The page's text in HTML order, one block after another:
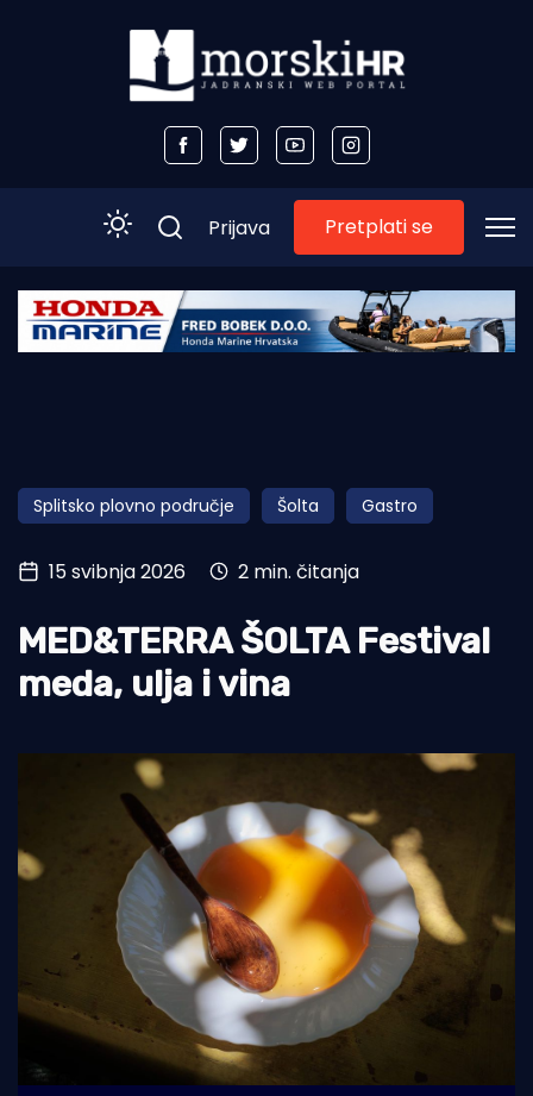
Početna
Obala
Otoci
Turizam i nautika
Pomorstvo
Ribolov
Tradicija i kultura
Prijava Pretplati se
Splitsko plovno područje Šolta Gastro
15 svibnja 2026 2 min. čitanja
MED&TERRA ŠOLTA Festival
meda, ulja i vina